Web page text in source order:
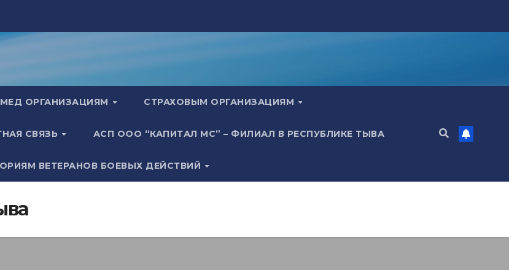
МЕД ОРГАНИЗАЦИЯМ СТРАХОВЫМ ОРГАНИЗАЦИЯМ
СВЯЗЬ АСП ООО “КАПИТАЛ МС” – ФИЛИАЛ В РЕСПУБЛИКЕ ТЫВА
ВЕТЕРАНОВ БОЕВЫХ ДЕЙСТВИЙ